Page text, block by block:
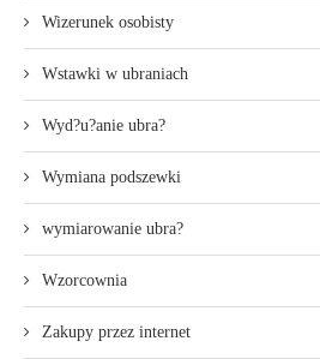
Wizerunek osobisty
Wstawki w ubraniach
Wyd?u?anie ubra?
Wymiana podszewki
wymiarowanie ubra?
Wzorcownia
Zakupy przez internet